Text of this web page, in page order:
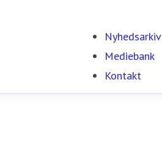
Nyhedsarkiv
Mediebank
Kontakt